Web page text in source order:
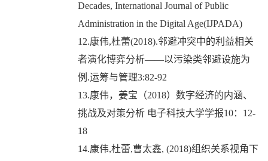
Decades, International Journal of Public
Administration in the Digital Age(IJPADA)
12.康伟,杜蕾(2018).邻避冲突中的利益相关
者演化博弈分析——以污染类邻避设施为
例.运筹与管理3:82-92
13.康伟，姜宝（2018）数字经济的内涵、
挑战及对策分析 电子科技大学学报10：12-
18
14.康伟,杜蕾,曹太鑫, (2018)组织关系视角下